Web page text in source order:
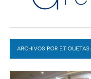
TORREÓN
GÓMEZ PALACIO
LERDO
COAHUILA
DURANGO
DEPORTES
ARCHIVOS POR ETIQUETAS: